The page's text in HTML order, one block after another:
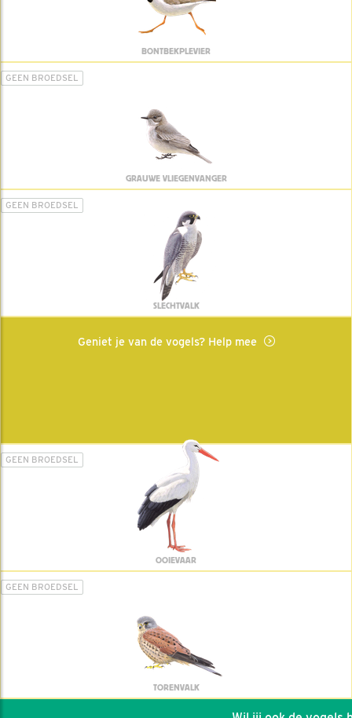
BONTBEKPLEVIER
GEEN BROEDSEL
GRAUWE VLIEGENVANGER
GEEN BROEDSEL
SLECHTVALK
Geniet je van de vogels? Help mee
GEEN BROEDSEL
OOIEVAAR
GEEN BROEDSEL
TORENVALK